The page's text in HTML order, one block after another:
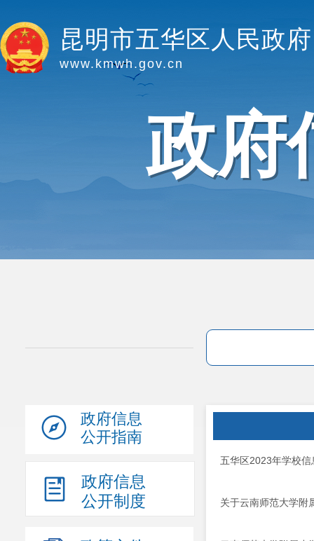
昆明市五华区人民政府
www.kmwh.gov.cn
政府
政府信息
公开指南
政府信息
公开制度
五华区2023年学校
关于云南师范大学附